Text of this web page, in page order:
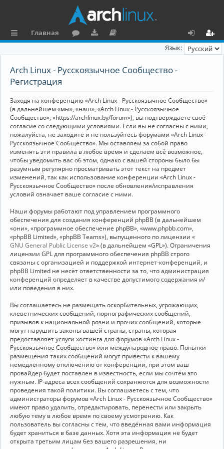
л
и
Главная
н
та
ц
и
я
х
ег
Язык:
Arch Linux - Русскоязычное Сообщество -
Регистрация
Заходя на конференцию «Arch Linux - Русскоязычное Сообщество»
(в дальнейшем «мы», «наш», «Arch Linux - Русскоязычное
Сообщество», «https://archlinux.by/forum»), вы подтверждаете своё
согласие со следующими условиями. Если вы не согласны с ними,
пожалуйста, не заходите и не пользуйтесь форумами «Arch Linux -
Русскоязычное Сообщество». Мы оставляем за собой право
изменять эти правила в любое время и сделаем всё возможное,
чтобы уведомить вас об этом, однако с вашей стороны было бы
разумным регулярно просматривать этот текст на предмет
изменений, так как использование конференции «Arch Linux -
Русскоязычное Сообщество» после обновления/исправления
условий означает ваше согласие с ними.
Наши форумы работают под управлением программного
обеспечения для создания конференций phpBB (в дальнейшем
«они», «программное обеспечение phpBB», «www.phpbb.com»,
«phpBB Limited», «phpBB Teams»), выпущенного по лицензии «
GNU General Public License v2» (в дальнейшем «GPL»). Ограничения
лицензии GPL для программного обеспечения phpBB строго
связаны с организацией и поддержкой интернет-конференций, и
phpBB Limited не несёт ответственности за то, что администрация
конференций определяет в качестве допустимого содержания и/
или поведения в них.
Вы соглашаетесь не размещать оскорбительных, угрожающих,
клеветнических сообщений, порнографических сообщений,
призывов к национальной розни и прочих сообщений, которые
могут нарушить законы вашей страны, страны, которая
предоставляет услуги хостинга для форумов «Arch Linux -
Русскоязычное Сообщество» или международное право. Попытки
размещения таких сообщений могут привести к вашему
немедленному отключению от конференции, при этом ваш
провайдер будет поставлен в известность, если мы сочтём это
нужным. IP-адреса всех сообщений сохраняются для возможности
проведения такой политики. Вы соглашаетесь с тем, что
администраторы форумов «Arch Linux - Русскоязычное Сообщество»
имеют право удалить, отредактировать, перенести или закрыть
любую тему в любое время по своему усмотрению. Как
пользователь вы согласны с тем, что введённая вами информация
будет храниться в базе данных. Хотя эта информация не будет
открыта третьим лицам без вашего разрешения, ни